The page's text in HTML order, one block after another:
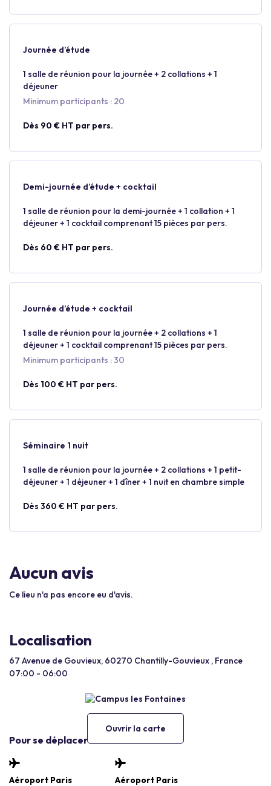
Journée d’étude
1 salle de réunion pour la journée + 2 collations + 1
déjeuner
Minimum participants : 20
Dès 90 € HT par pers.
Demi-journée d’étude + cocktail
1 salle de réunion pour la demi-journée + 1 collation + 1
déjeuner + 1 cocktail comprenant 15 pièces par pers.
Dès 60 € HT par pers.
Journée d’étude + cocktail
1 salle de réunion pour la journée + 2 collations + 1
déjeuner + 1 cocktail comprenant 15 pièces par pers.
Minimum participants : 30
Dès 100 € HT par pers.
Séminaire 1 nuit
1 salle de réunion pour la journée + 2 collations + 1 petit-
déjeuner + 1 déjeuner + 1 dîner + 1 nuit en chambre simple
Dès 360 € HT par pers.
Aucun avis
Ce lieu n'a pas encore eu d'avis.
Localisation
67 Avenue de Gouvieux, 60270 Chantilly-Gouvieux , France
07:00 - 06:00
Ouvrir la carte
Pour se déplacer
Aéroport Paris
Aéroport Paris